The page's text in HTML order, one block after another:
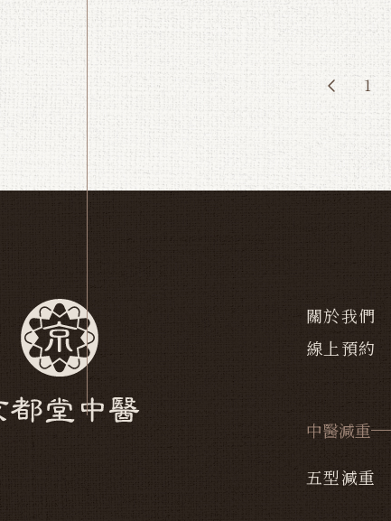
1
關於我們
線上預約
中醫減重
五型減重